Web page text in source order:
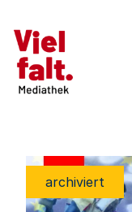
archiviert